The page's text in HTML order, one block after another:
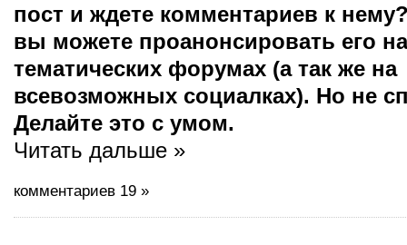
пост и ждете комментариев к
вы можете проанонсировать его на
тематических форумах (а так же на
всевозможных социалках). Но не
Делайте это с умом.
Читать дальше »
комментариев 19 »